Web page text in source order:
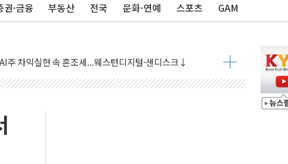
권·금융 부동산 전국 문화·연예 스포츠 GAM
나·아이온큐·도어대시↑ VS 샌디스크·피그마·앱러빈↓
주 차익실현 속 혼조세...웨스턴디지털·샌디스크↓
발사에 긴급 안보 점검회의
호조까지, 상승...호실적 보고 기업 상승세 뚜렷
간인 '사파리' 공격… 시민들 공포감 극대화 전략